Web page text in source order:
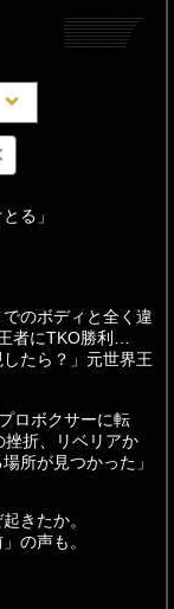
る」
のボディと全く違
者にTKO勝利…
したら？」元世界王
ロボクサーに転
折、リベリアか
所が見つかった」
きたか。
の声も。